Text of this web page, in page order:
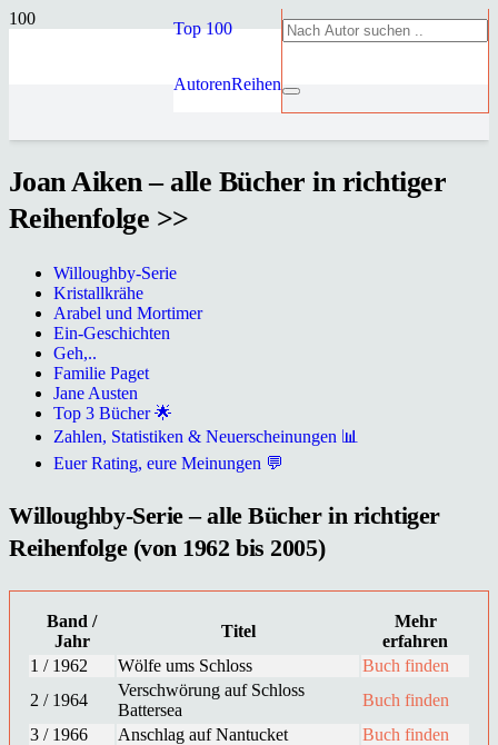
Top 100
AutorenReihen
Joan Aiken – alle Bücher in richtiger
Reihenfolge >>
Willoughby-Serie
Kristallkrähe
Arabel und Mortimer
Ein-Geschichten
Geh,..
Familie Paget
Jane Austen
Top 3 Bücher 🌟
Zahlen, Statistiken & Neuerscheinungen 📊
Euer Rating, eure Meinungen 💬
Willoughby-Serie – alle Bücher in richtiger
Reihenfolge (von 1962 bis 2005)
Band /
Jahr
Titel
Mehr
erfahren
1 / 1962
Wölfe ums Schloss
Buch finden
2 / 1964
Verschwörung auf Schloss
Battersea
Buch finden
3 / 1966
Anschlag auf Nantucket
Buch finden